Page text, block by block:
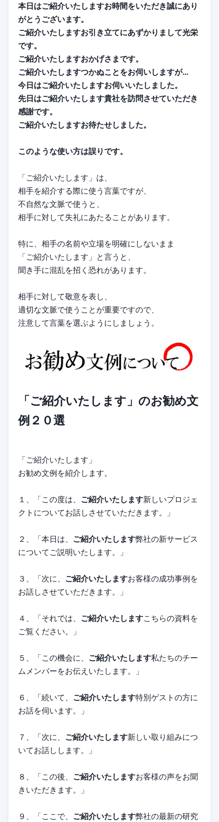
本日はご紹介いたしますお時間をいただき誠にあり
がとうございます。
ご紹介いたしますお引き立てにあずかりまして光栄
です。
ご紹介いたしますおかげさまです。
ご紹介いたしますつかぬことをお伺いしますが…
今日はご紹介いたしますお伺いいたしました。
先日はご紹介いたします貴社を訪問させていただき
感謝です。
ご紹介いたしますお待たせしました。
このような使い方は誤りです。
「ご紹介いたします」は、
相手を紹介する際に使う言葉ですが、
不自然な文脈で使うと、
相手に対して失礼にあたることがあります。
特に、相手の名前や立場を明確にしないまま
「ご紹介いたします」と言うと、
聞き手に混乱を招く恐れがあります。
相手に対して敬意を表し、
適切な文脈で使うことが重要ですので、
注意して言葉を選ぶようにしましょう。
「ご紹介いたします」のお勧め文
例２０選
「ご紹介いたします」
お勧め文例を紹介します。
１、「この度は、 ご紹介いたします新しいプロジェ
クトについてお話しさせていただきます。」
２、「本日は、 ご紹介いたします弊社の新サービス
についてご説明いたします。」
３、「次に、 ご紹介いたしますお客様の成功事例を
お話しさせていただきます。」
４、「それでは、 ご紹介いたしますこちらの資料を
ご覧ください。」
５、「この機会に、 ご紹介いたします私たちのチー
ムメンバーをお伝えいたします。」
６、「続いて、 ご紹介いたします特別ゲストの方に
お話を伺います。」
７、「次に、 ご紹介いたします新しい取り組みにつ
いてお話しします。」
８、「この後、 ご紹介いたしますお客様の声をお聞
きいただきます。」
９、「ここで、 ご紹介いたします弊社の最新の研究